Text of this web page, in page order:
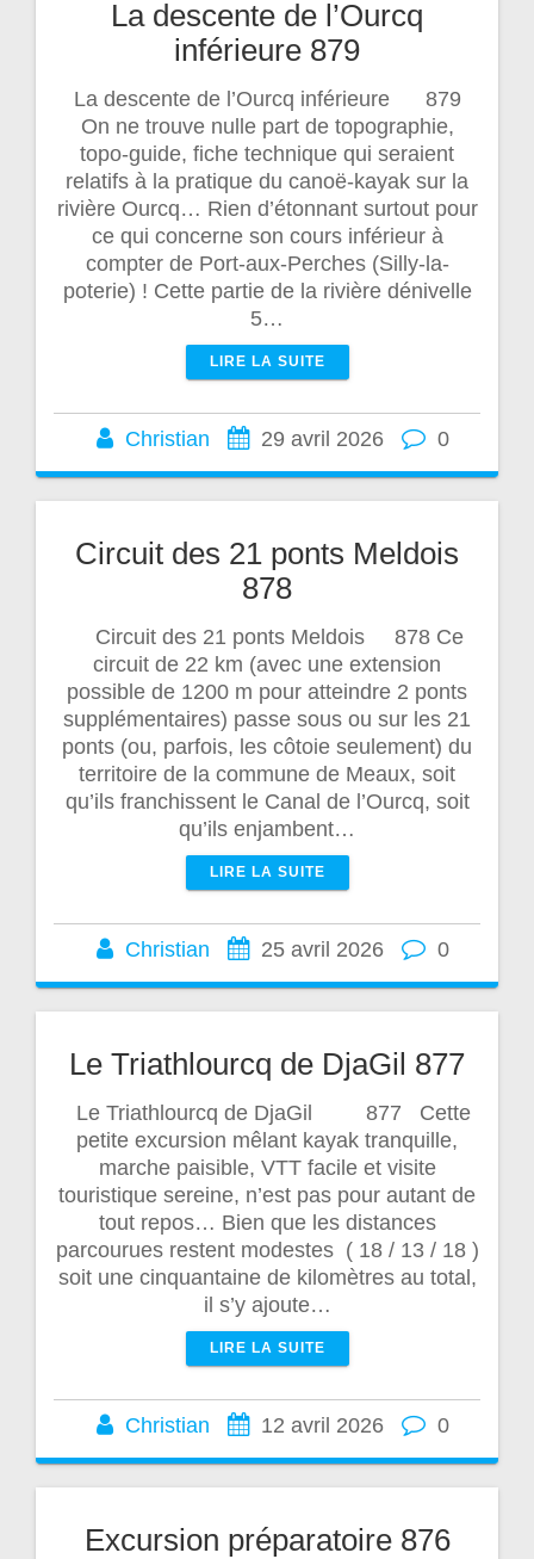
La descente de l’Ourcq
inférieure 879
La descente de l’Ourcq inférieure 879
On ne trouve nulle part de topographie,
topo-guide, fiche technique qui seraient
relatifs à la pratique du canoë-kayak sur la
rivière Ourcq… Rien d’étonnant surtout pour
ce qui concerne son cours inférieur à
compter de Port-aux-Perches (Silly-la-
poterie) ! Cette partie de la rivière dénivelle
5…
LIRE LA SUITE
Christian 29 avril 2026 0
Circuit des 21 ponts Meldois
878
Circuit des 21 ponts Meldois 878 Ce
circuit de 22 km (avec une extension
possible de 1200 m pour atteindre 2 ponts
supplémentaires) passe sous ou sur les 21
ponts (ou, parfois, les côtoie seulement) du
territoire de la commune de Meaux, soit
qu’ils franchissent le Canal de l’Ourcq, soit
qu’ils enjambent…
LIRE LA SUITE
Christian 25 avril 2026 0
Le Triathlourcq de DjaGil 877
Le Triathlourcq de DjaGil 877 Cette
petite excursion mêlant kayak tranquille,
marche paisible, VTT facile et visite
touristique sereine, n’est pas pour autant de
tout repos… Bien que les distances
parcourues restent modestes ( 18 / 13 / 18 )
soit une cinquantaine de kilomètres au total,
il s’y ajoute…
LIRE LA SUITE
Christian 12 avril 2026 0
Excursion préparatoire 876